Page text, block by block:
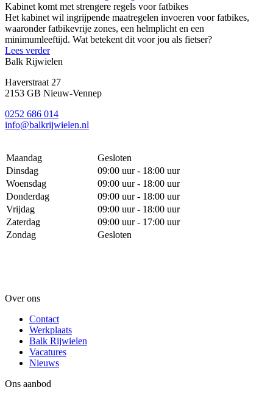
Kabinet komt met strengere regels voor fatbikes
Het kabinet wil ingrijpende maatregelen invoeren voor fatbikes,
waaronder fatbikevrije zones, een helmplicht en een
minimumleeftijd. Wat betekent dit voor jou als fietser?
Lees verder
Balk Rijwielen
Haverstraat 27
2153 GB Nieuw-Vennep
0252 686 014
info@balkrijwielen.nl
Maandag
Gesloten
Dinsdag
09:00 uur - 18:00 uur
Woensdag
09:00 uur - 18:00 uur
Donderdag
09:00 uur - 18:00 uur
Vrijdag
09:00 uur - 18:00 uur
Zaterdag
09:00 uur - 17:00 uur
Zondag
Gesloten
Over ons
Contact
Werkplaats
Balk Rijwielen
Vacatures
Nieuws
Ons aanbod